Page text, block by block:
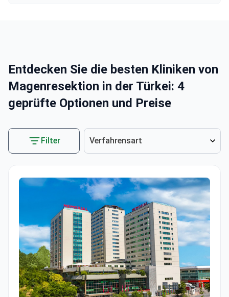
Entdecken Sie die besten Kliniken von
Magenresektion in der Türkei: 4
geprüfte Optionen und Preise
Filter Verfahrensart